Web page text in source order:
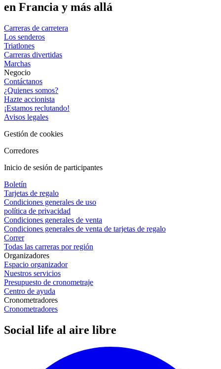
en Francia y más allá
Carreras de carretera
Los senderos
Triatlones
Carreras divertidas
Marchas
Negocio
Contáctanos
¿Quienes somos?
Hazte accionista
¡Estamos reclutando!
Avisos legales
Gestión de cookies
Corredores
Inicio de sesión de participantes
Boletín
Tarjetas de regalo
Condiciones generales de uso
política de privacidad
Condiciones generales de venta
Condiciones generales de venta de tarjetas de regalo
Correr
Todas las carreras por región
Organizadores
Espacio organizador
Nuestros servicios
Presupuesto de cronometraje
Centro de ayuda
Cronometradores
Cronometradores
Social life al aire libre